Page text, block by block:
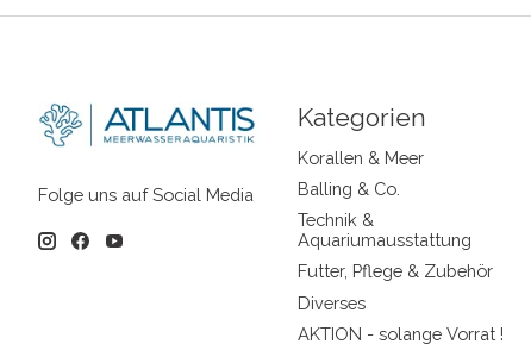
Folge uns auf Social Media
Kategorien
Korallen & Meer
Balling & Co.
Technik &
Aquariumausstattung
Futter, Pflege & Zubehör
Diverses
AKTION - solange Vorrat !